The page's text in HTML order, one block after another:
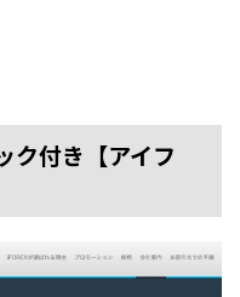
ク付き【アイフ